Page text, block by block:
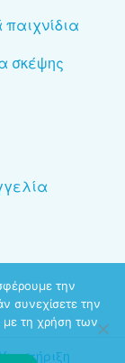
σκέψης
την
συνεχίσετε την
με τη χρήση των